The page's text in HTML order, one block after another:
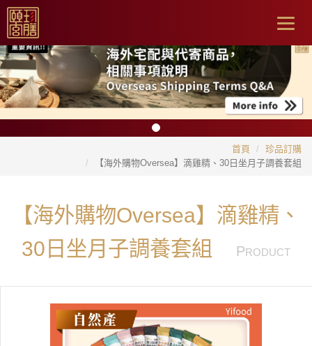
首頁
珍品訂購
【海外購物Oversea】滴雞精、30日坐月子調養套組
【海外購物Oversea】滴雞精、
30日坐月子調養套組
PRODUCT